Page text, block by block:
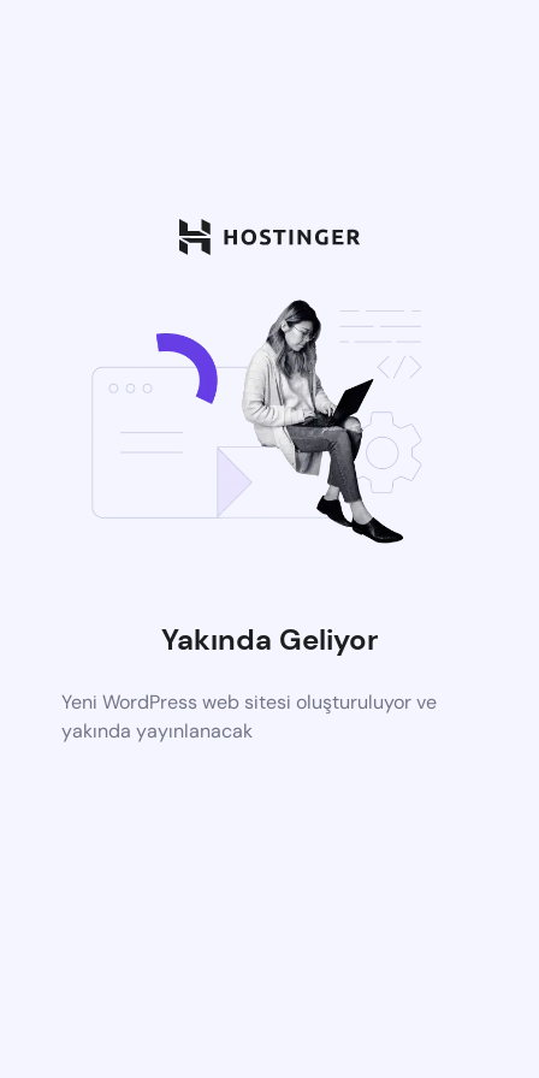
Yakında Geliyor
Yeni WordPress web sitesi oluşturuluyor ve
yakında yayınlanacak